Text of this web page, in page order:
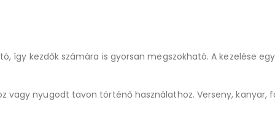
így kezdők számára is gyorsan megszokható. A kezelése
vagy nyugodt tavon történő használathoz. Verseny,